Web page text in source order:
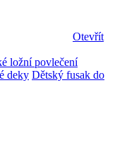
Otevřít
ložní povlečení
deky Dětský fusak do